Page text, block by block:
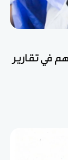
في تقارير